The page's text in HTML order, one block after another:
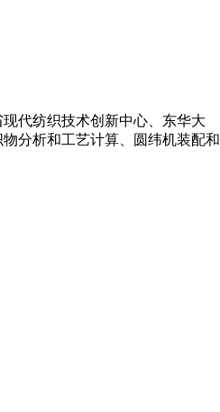
代纺织技术创新中心、东华大
分析和工艺计算、圆纬机装配和